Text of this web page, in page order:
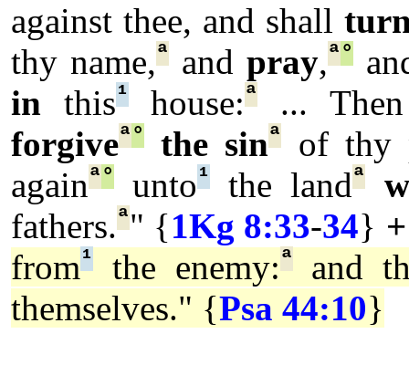
against thee, and shall
thy name,ªand pray,ª°
in this¹house:ª
...
forgiveª° the sinª
of thy
againª° unto¹ the landª
fathers.ª" {1Kg 8:33-34} +
from¹ the enemy:ª
and
themselves." {Psa 44:10}